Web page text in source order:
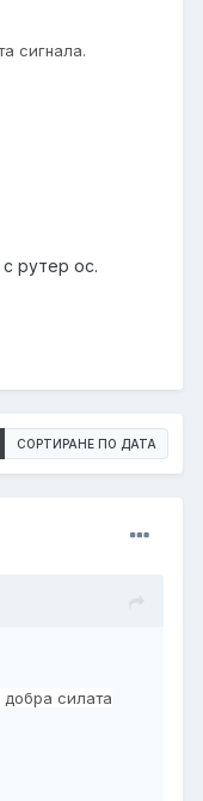
сигнала.
рутер ос.
СОРТИРАНЕ ПО ДАТА
добра силата